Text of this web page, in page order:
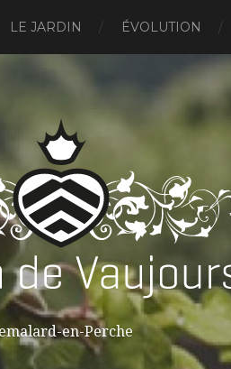
LE JARDIN ÉVOLUTION
en-Perche